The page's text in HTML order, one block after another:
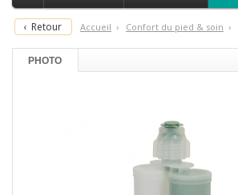
‹ Retour Accueil › Confort du pied & soin ›
PHOTO